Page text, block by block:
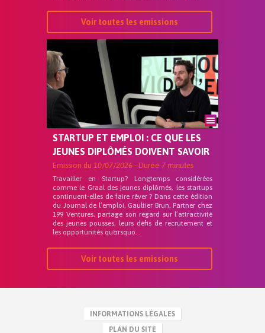
Voir toutes les emissions
STARTUP ET EMPLOI : CE QUE LES
JEUNES DIPLÔMÉS DOIVENT SAVOIR
Emission du 10/07/2026 - Durée 7 minutes
Travailler en Startup? Longtemps considérées
comme le Graal des jeunes diplômés, les startups
continuent-elles de faire rêver ? Dans cette édition
du Journal de l’emploi, Gaultier Brun, Partner chez
199 Ventures, partage son regard sur l’attractivité
des jeunes pousses, leurs défis de recrutement et
les opportunités qu&rsquo...
Voir toutes les emissions
INFORMATIONS LÉGALES
PLAN DU SITE